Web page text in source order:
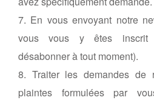
7. En vous envoyant notre
vous vous y êtes inscrit
désabonner à tout moment).
8. Traiter les demandes de
plaintes formulées par